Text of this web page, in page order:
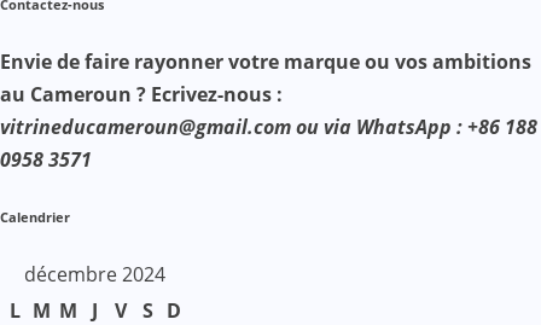
Contactez-nous
Envie de faire rayonner votre marque ou vos ambitions
au Cameroun ? Ecrivez-nous :
vitrineducameroun@gmail.com ou via WhatsApp : +86 188
0958 3571
Calendrier
décembre 2024
L M M J V S D